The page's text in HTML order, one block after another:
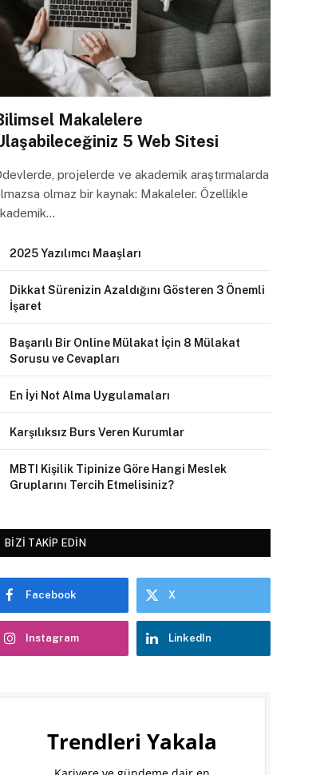
Makalelere
5 Web Sitesi
projelerde ve akademik araştırmalarda
olmaz bir kaynak: Makaleler. Özellikle
2025 Yazılımcı Maaşları
Dikkat Sürenizin Azaldığını Gösteren 3 Önemli
İşaret
Başarılı Bir Online Mülakat İçin 8 Mülakat
Sorusu ve Cevapları
En İyi Not Alma Uygulamaları
Karşılıksız Burs Veren Kurumlar
MBTI Kişilik Tipinize Göre Hangi Meslek
Gruplarını Tercih Etmelisiniz?
BIZI TAKIP EDIN
Facebook X
Instagram LinkedIn
Trendleri Yakala